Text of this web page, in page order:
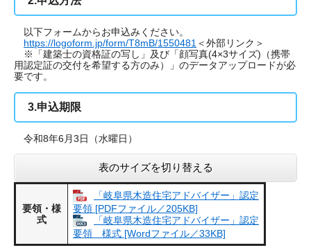
以下フォームからお申込みください。
https://logoform.jp/form/T8mB/1550481 ＜外部リンク＞
※「建築士の資格証の写し」及び「顔写真(4×3サイズ)（携帯
用認定証の交付を希望する方のみ）」のデータアップロードが必
要です。
3.申込期限
令和8年6月3日（水曜日）
表のサイズを切り替える
要領・様
式
「岐阜県木造住宅アドバイザー」認定
要領 [PDFファイル／205KB]
「岐阜県木造住宅アドバイザー」認定
要領＿様式 [Wordファイル／33KB]